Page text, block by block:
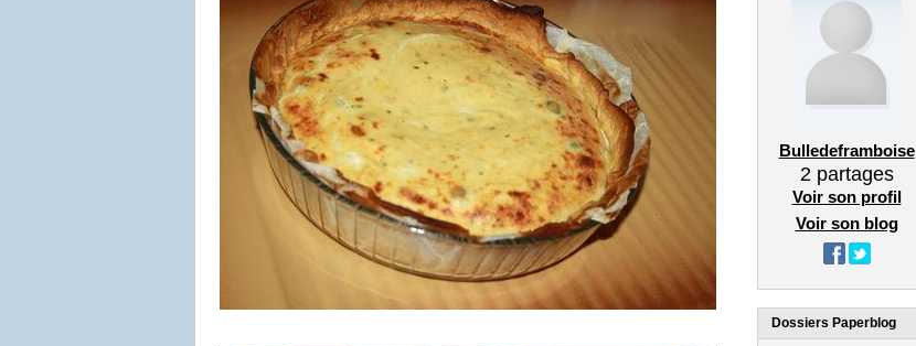
Bulledeframboise
2partages
Voir son profil
Voir son blog
Dossiers Paperblog